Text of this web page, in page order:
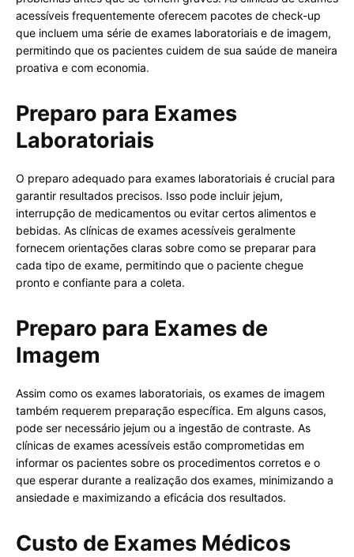
acessíveis frequentemente oferecem pacotes de check-up
que incluem uma série de exames laboratoriais e de imagem,
permitindo que os pacientes cuidem de sua saúde de maneira
proativa e com economia.
Preparo para Exames
Laboratoriais
O preparo adequado para exames laboratoriais é crucial para
garantir resultados precisos. Isso pode incluir jejum,
interrupção de medicamentos ou evitar certos alimentos e
bebidas. As clínicas de exames acessíveis geralmente
fornecem orientações claras sobre como se preparar para
cada tipo de exame, permitindo que o paciente chegue
pronto e confiante para a coleta.
Preparo para Exames de
Imagem
Assim como os exames laboratoriais, os exames de imagem
também requerem preparação específica. Em alguns casos,
pode ser necessário jejum ou a ingestão de contraste. As
clínicas de exames acessíveis estão comprometidas em
informar os pacientes sobre os procedimentos corretos e o
que esperar durante a realização dos exames, minimizando a
ansiedade e maximizando a eficácia dos resultados.
Custo de Exames Médicos